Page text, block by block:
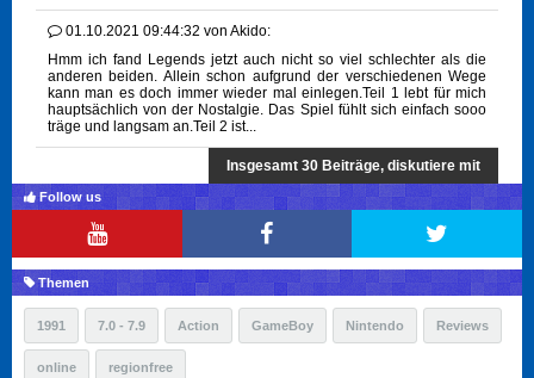
01.10.2021 09:44:32 von Akido:
Hmm ich fand Legends jetzt auch nicht so viel schlechter als die
anderen beiden. Allein schon aufgrund der verschiedenen Wege
kann man es doch immer wieder mal einlegen.Teil 1 lebt für mich
hauptsächlich von der Nostalgie. Das Spiel fühlt sich einfach sooo
träge und langsam an.Teil 2 ist...
Insgesamt 30 Beiträge, diskutiere mit
Follow us
Themen
1991 7.0 - 7.9 Action GameBoy Nintendo Reviews
online regionfree